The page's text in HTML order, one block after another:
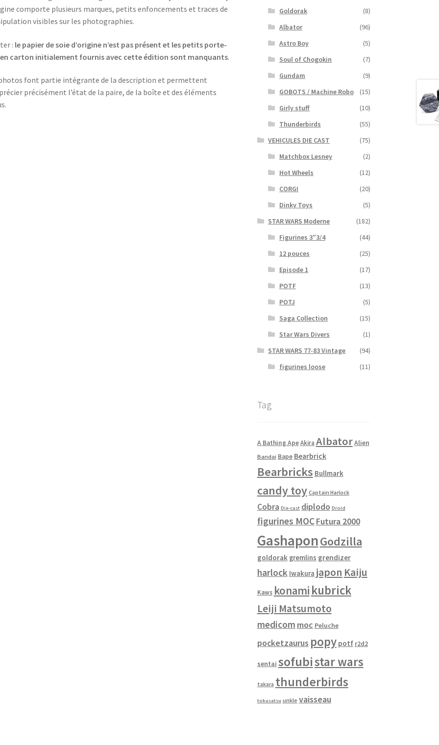
comporte plusieurs marques, petits enfoncements et traces de
visibles sur les photographies.
: le papier de soie d’origine n’est pas présent et les petits porte-
en carton initialement fournis avec cette édition sont manquants.
font partie intégrante de la description et permettent
précisément l’état de la paire, de la boîte et des éléments
Goldorak
(8)
Albator
(96)
Astro Boy
(5)
Soul of Chogokin
(7)
Gundam
(9)
GOBOTS / Machine Robo
(15)
Girly stuff
(10)
Thunderbirds
(55)
VEHICULES DIE CAST
(75)
Matchbox Lesney
(2)
Hot Wheels
(12)
CORGI
(20)
Dinky Toys
(5)
STAR WARS Moderne
(182)
Figurines 3″3/4
(44)
12 pouces
(25)
Episode 1
(17)
POTF
(13)
POTJ
(5)
Saga Collection
(15)
Star Wars Divers
(1)
STAR WARS 77-83 Vintage
(94)
figurines loose
(11)
Tag
A Bathing Ape Akira AlbatorAlien
Bandai Bape Bearbrick
Bearbricks Bullmark
candy toy Captain Harlock
Cobra Die-cast diplodo Droid
figurines MOCFutura 2000
GashaponGodzilla
goldorak gremlins grendizer
harlock Iwakura japon Kaiju
Kaws konami kubrick
Leiji Matsumoto
medicom moc Peluche
pocketzaurus popy potf r2d2
sentai sofubistar wars
takara thunderbirds
tokusatsu unkle vaisseau